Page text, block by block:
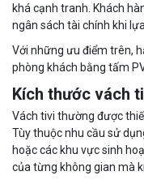
khá cạnh tranh. Khách
ngân sách tài chính khi
Với những ưu điểm trên,
phòng khách bằng tấm
Kích thước vách
Vách tivi thường được
Tùy thuộc nhu cầu sử
hoặc các khu vực sinh
của từng không gian mà